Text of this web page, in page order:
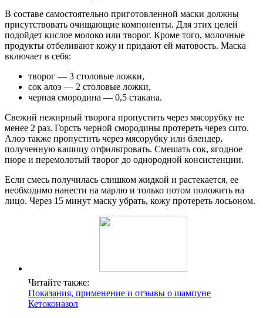
В составе самостоятельно приготовленной маски должны
присутствовать очищающие компоненты. Для этих целей
подойдет кислое молоко или творог. Кроме того, молочные
продукты отбеливают кожу и придают ей матовость. Маска
включает в себя:
творог — 3 столовые ложки,
сок алоэ — 2 столовые ложки,
черная смородина — 0,5 стакана.
Свежий нежирный творога пропустить через мясорубку не
менее 2 раз. Горсть черной смородины протереть через сито.
Алоэ также пропустить через мясорубку или блендер,
полученную кашицу отфильтровать. Смешать сок, ягодное
пюре и перемолотый творог до однородной консистенции.
Если смесь получилась слишком жидкой и растекается, ее
необходимо нанести на марлю и только потом положить на
лицо. Через 15 минут маску убрать, кожу протереть лосьоном.
Читайте также:
Показания, применение и отзывы о шампуне
Кетоконазол